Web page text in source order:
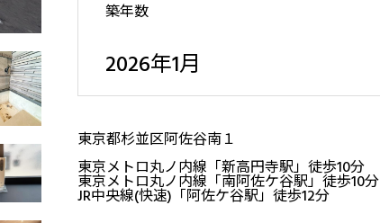
築年数
2026年1月
東京都杉並区阿佐谷南１
東京メトロ丸ノ内線「新高円寺駅」徒歩10分
東京メトロ丸ノ内線「南阿佐ケ谷駅」徒歩10分
JR中央線(快速)「阿佐ケ谷駅」徒歩12分